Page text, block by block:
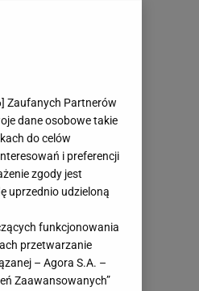
] Zaufanych Partnerów
dane osobowe takie
do celów
i preferencji
zgody jest
uprzednio udzieloną
funkcjonowania
przetwarzanie
– Agora S.A. –
Zaawansowanych”